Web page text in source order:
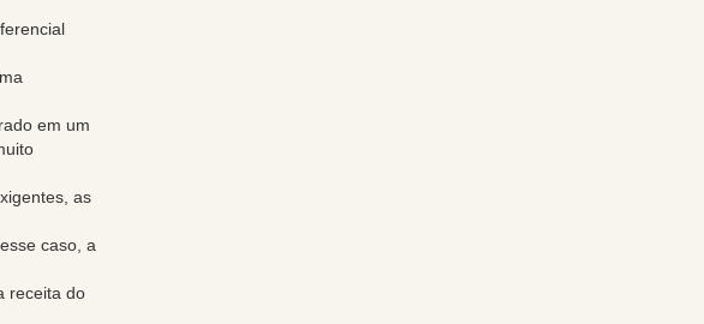
em um
as
caso, a
receita do